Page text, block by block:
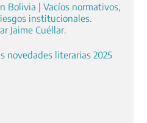
Bolivia | Vacíos normativos,
institucionales.
Jaime Cuéllar.
novedades literarias 2025